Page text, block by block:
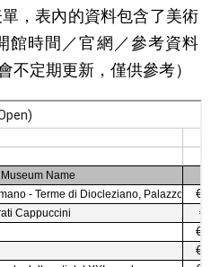
，表內的資料包含了美術
館時間／官網／參考資料
定期更新，僅供參考）